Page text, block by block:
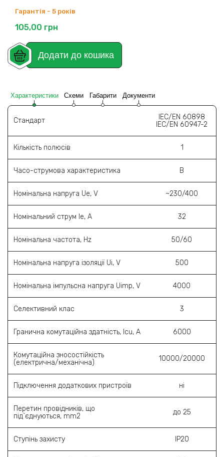
Гарантія - 5 років
105,00 грн
Додати до кошика
Характеристики Схеми Габарити Документи
Стандарт
IEC/EN 60898
IEC/EN 60947-2
Кількість полюсів 1
Часо-струмова характеристика B
Номінальна напруга Ue, V ~230/400
Номінальний струм Ie, A 32
Номінальна частота, Hz 50/60
Номінальна напруга ізоляції Ui, V 500
Номінальна імпульсна напруга Uimp, V 4000
Селективний клас 3
Гранична комутаційна здатність, Icu, A 6000
Комутаційна зносостійкість
(електрична/механічна)
10000/20000
Підключення додаткових пристроїв ні
Перетин провідників, що
під`єднуються, mm2
до 25
Ступінь захисту ІР20